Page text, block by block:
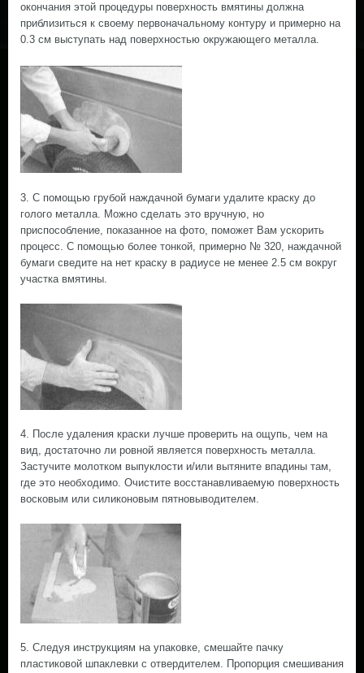
окончания этой процедуры поверхность вмятины должна
приблизиться к своему первоначальному контуру и примерно на
0.3 см выступать над поверхностью окружающего металла.
3. С помощью грубой наждачной бумаги удалите краску до
голого металла. Можно сделать это вручную, но
приспособление, показанное на фото, поможет Вам ускорить
процесс. С помощью более тонкой, примерно № 320, наждачной
бумаги сведите на нет краску в радиусе не менее 2.5 см вокруг
участка вмятины.
4. После удаления краски лучше проверить на ощупь, чем на
вид, достаточно ли ровной является поверхность металла.
Застучите молотком выпуклости и/или вытяните впадины там,
где это необходимо. Очистите восстанавливаемую поверхность
восковым или силиконовым пятновыводителем.
5. Следуя инструкциям на упаковке, смешайте пачку
пластиковой шпаклевки с отвердителем. Пропорция смешивания